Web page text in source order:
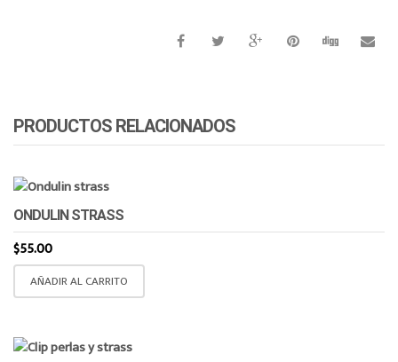
PRODUCTOS RELACIONADOS
ONDULIN STRASS
$55.00
AÑADIR AL CARRITO